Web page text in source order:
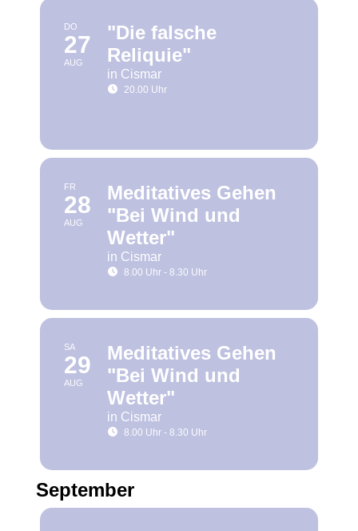
DO
27
AUG
"Die falsche
Reliquie"
in Cismar
20.00 Uhr
FR
28
AUG
Meditatives Gehen
"Bei Wind und
Wetter"
in Cismar
8.00 Uhr - 8.30 Uhr
SA
29
AUG
Meditatives Gehen
"Bei Wind und
Wetter"
in Cismar
8.00 Uhr - 8.30 Uhr
September